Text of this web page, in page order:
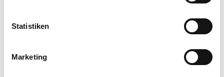
Statistiken
Marketing
Standort
Blumenhaller Weg 155